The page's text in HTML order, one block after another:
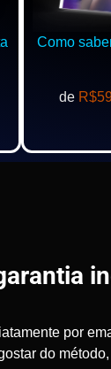
Como
de
por
do